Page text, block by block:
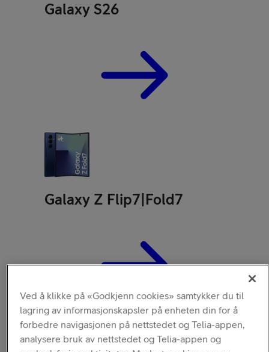
Galaxy S26
Galaxy Z Flip7|Fold7
Ved å klikke på «Godkjenn cookies» samtykker du til
lagring av informasjonskapsler på enheten din for å
forbedre navigasjonen på nettstedet og Telia-appen,
analysere bruk av nettstedet og Telia-appen og